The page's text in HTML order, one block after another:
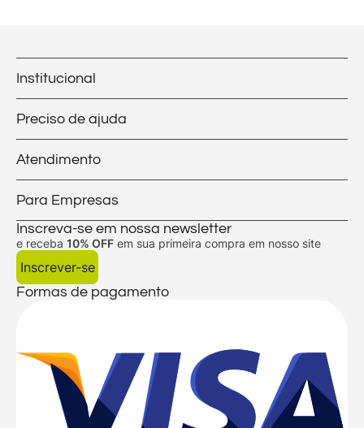
Institucional
Preciso de ajuda
Atendimento
Para Empresas
Inscreva-se em nossa newsletter
e receba 10% OFF em sua primeira compra em nosso site
Inscrever-se
Formas de pagamento